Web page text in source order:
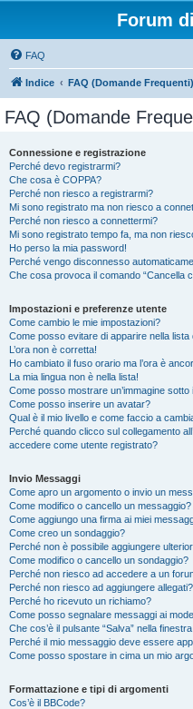
Forum
FAQ
Indice FAQ (Domande Frequenti)
FAQ (Domande
Connessione e registrazione
Perché devo registrarmi?
Che cosa è COPPA?
Perché non riesco a registrarmi?
Mi sono registrato ma non riesco a
Perché non riesco a connettermi?
Mi sono registrato tempo fa, ma non
Ho perso la mia password!
Perché vengo disconnesso
Che cosa provoca il comando “Cancella
Impostazioni e preferenze utente
Come cambio le mie impostazioni?
Come posso evitare di apparire nella lista
L’ora non è corretta!
Ho cambiato il fuso orario ma l’ora è
La mia lingua non è nella lista!
Come posso mostrare un’immagine sotto
Come posso inserire un avatar?
Qual è il mio livello e come faccio a
Perché quando clicco sul collegamento
accedere come utente registrato?
Invio Messaggi
Come apro un argomento o invio un
Come modifico o cancello un messaggio?
Come aggiungo una firma ai miei
Come creo un sondaggio?
Perché non è possibile aggiungere
Come modifico o cancello un sondaggio?
Perché non riesco ad accedere a un
Perché non riesco ad aggiungere allegati?
Perché ho ricevuto un richiamo?
Come posso segnalare messaggi ai
Che cos’è il pulsante “Salva” nella
Perché il mio messaggio deve essere
Come posso spostare in cima un mio
Formattazione e tipi di argomenti
Cos’è il BBCode?